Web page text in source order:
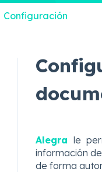
Configuración
Alegra le
información
de forma